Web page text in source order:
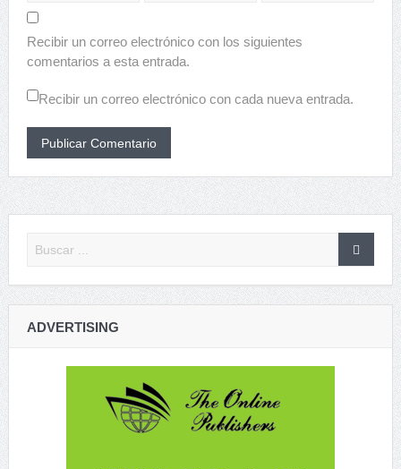
Recibir un correo electrónico con los siguientes
comentarios a esta entrada.
Recibir un correo electrónico con cada nueva entrada.
ADVERTISING